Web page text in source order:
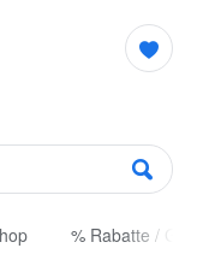
% Rabatte /